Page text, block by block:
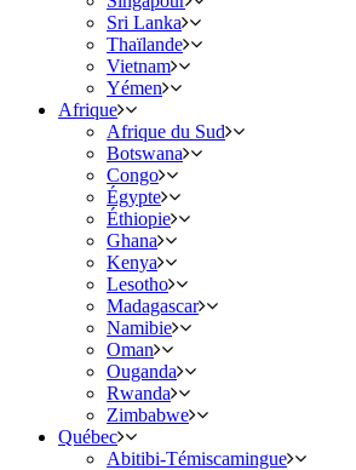
Sri Lanka
Thaïlande
Vietnam
Yémen
Afrique
Afrique du Sud
Botswana
Congo
Égypte
Éthiopie
Ghana
Kenya
Lesotho
Madagascar
Namibie
Oman
Ouganda
Rwanda
Zimbabwe
Québec
Abitibi-Témiscamingue